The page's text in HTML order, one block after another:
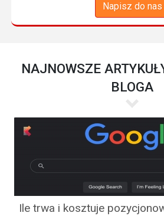
Napisz do nas
NAJNOWSZE
BLOGA
Ile trwa i kosztuje